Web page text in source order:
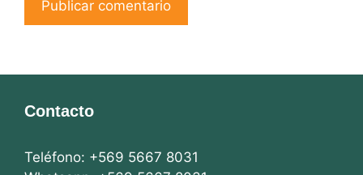
Contacto
Teléfono: +569 5667 8031